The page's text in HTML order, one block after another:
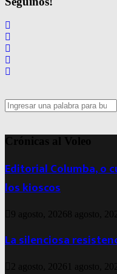
Search
for:
Crónicas al Voleo
Editorial Columba, o
los kioscos
9 agosto, 20268 agosto,
La silenciosa
2 agosto, 2026 1 agosto,